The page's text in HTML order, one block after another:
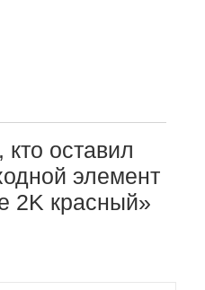
оставил
элемент
2K красный»